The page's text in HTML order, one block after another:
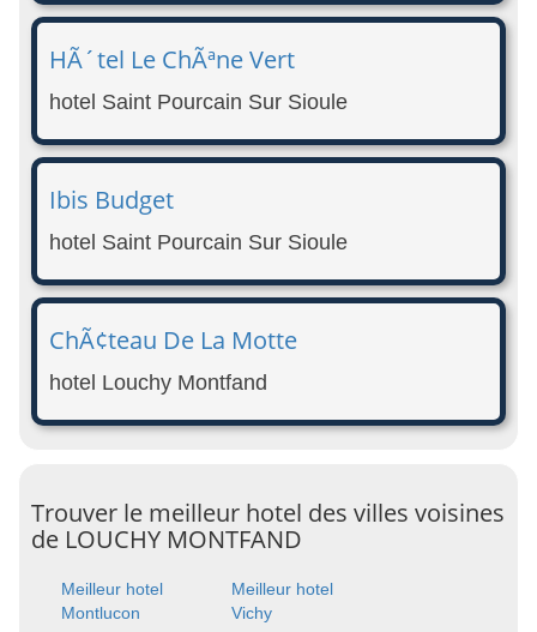
HÃ´tel Le ChÃªne Vert
hotel Saint Pourcain Sur Sioule
Ibis Budget
hotel Saint Pourcain Sur Sioule
ChÃ¢teau De La Motte
hotel Louchy Montfand
Trouver le meilleur hotel des villes voisines
de LOUCHY MONTFAND
Meilleur hotel
Montlucon
Meilleur hotel
Vichy